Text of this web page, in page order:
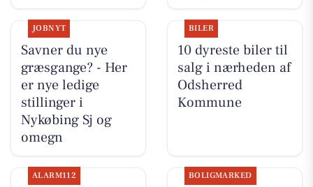
JOBNYT
Savner du nye
græsgange? - Her
er nye ledige
stillinger i
Nykøbing Sj og
omegn
BILER
10 dyreste biler til
salg i nærheden af
Odsherred
Kommune
ALARM112 BOLIGMARKED